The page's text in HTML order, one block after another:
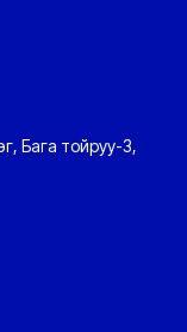
Бага тойруу-3,